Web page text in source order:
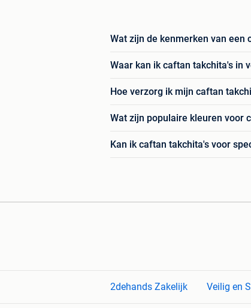
Wat zijn de kenmerken van een
Waar kan ik caftan takchita's in
Hoe verzorg ik mijn caftan
Wat zijn populaire kleuren voor
Kan ik caftan takchita's voor
2dehands Zakelijk Veilig en